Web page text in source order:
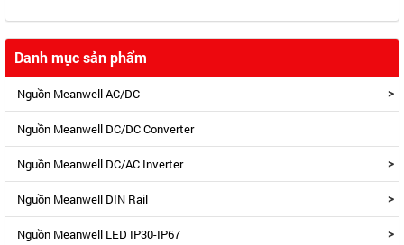
Danh mục sản phẩm
Nguồn Meanwell AC/DC >
Nguồn Meanwell DC/DC Converter
Nguồn Meanwell DC/AC Inverter >
Nguồn Meanwell DIN Rail >
Nguồn Meanwell LED IP30-IP67 >